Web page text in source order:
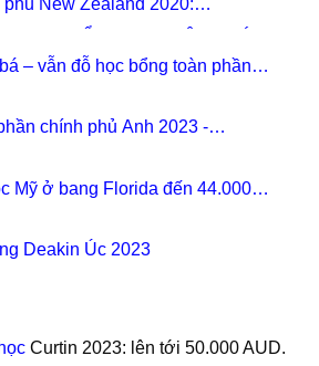
New Zealand 2020:
PHỦ NEW ZEALAND
– vẫn đỗ học bổng toàn phần
chính phủ Anh 2023 -
Mỹ ở bang Florida đến 44.000
Deakin Úc 2023
Curtin 2023: lên tới 50.000 AUD.